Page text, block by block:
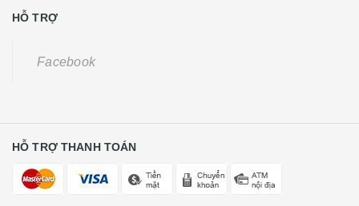
HỖ TRỢ
Facebook
HỖ TRỢ THANH TOÁN